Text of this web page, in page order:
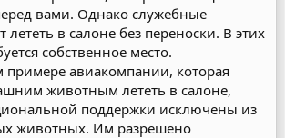
вами. Однако служебные
в салоне без переноски. В этих
собственное место.
примере авиакомпании, которая
животным лететь в салоне,
поддержки исключены из
животных. Им разрешено